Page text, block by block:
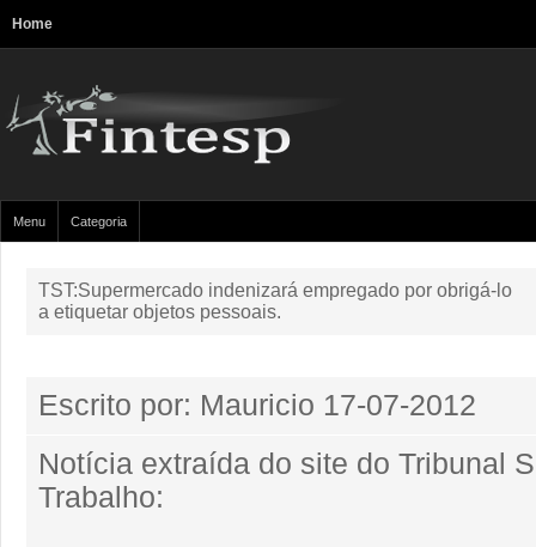
Home
Menu Categoria
TST:Supermercado indenizará empregado por obrigá-lo
a etiquetar objetos pessoais.
Escrito por: Mauricio 17-07-2012
Notícia extraída do site do Tribunal
Trabalho: